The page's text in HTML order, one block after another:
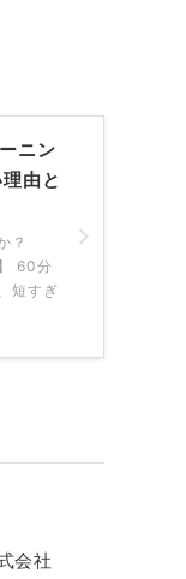
ニン
由と
？
60分
短すぎ
会社